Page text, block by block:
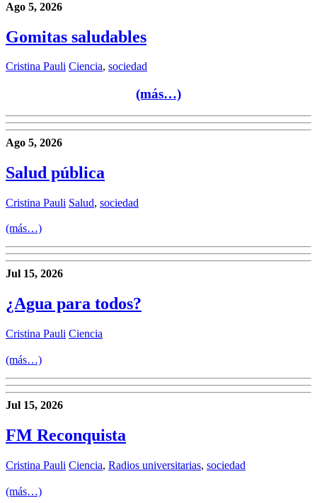
Ago 5, 2026
Gomitas saludables
Cristina Pauli Ciencia, sociedad
(más…)
Ago 5, 2026
Salud pública
Cristina Pauli Salud, sociedad
(más…)
Jul 15, 2026
¿Agua para todos?
Cristina Pauli Ciencia
(más…)
Jul 15, 2026
FM Reconquista
Cristina Pauli Ciencia, Radios universitarias, sociedad
(más…)